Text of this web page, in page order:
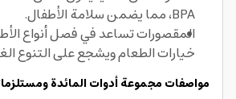
BPA، مما يضمن سلامة الأطفال.
المقصورات تساعد في فصل أنواع
خيارات الطعام ويشجع على التنوع
مواصفات مجموعة أدوات المائدة